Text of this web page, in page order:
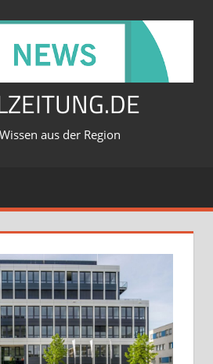
aus der Region